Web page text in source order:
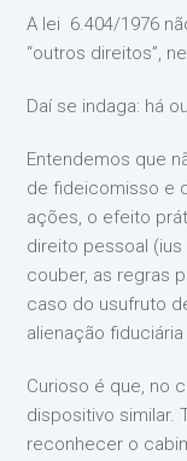
A lei 6.404/1976
“outros direitos”,
Daí se indaga: há
Entendemos que
de fideicomisso e
ações, o efeito
direito pessoal (ius
couber, as regras
caso do usufruto
alienação
Curioso é que, no
dispositivo similar.
reconhecer o